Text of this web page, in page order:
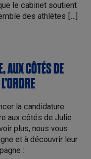
le cabinet soutient
des athlètes […]
AUX CÔTÉS DE
la candidature
aux côtés de Julie
plus, nous vous
et à découvrir leur
: